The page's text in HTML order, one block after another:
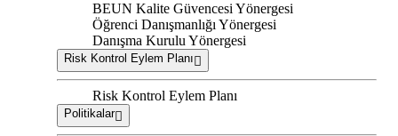
BEUN Kalite Güvencesi Yönergesi
Öğrenci Danışmanlığı Yönergesi
Danışma Kurulu Yönergesi
Risk Kontrol Eylem Planı
Risk Kontrol Eylem Planı
Politikalar